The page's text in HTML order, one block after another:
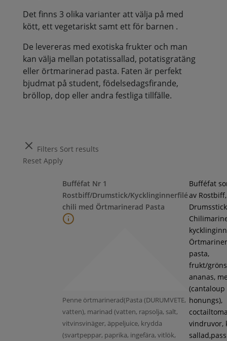
Det finns 3 olika varianter att välja på med
kött, ett vegetariskt samt ett för barnen .
De levereras med exotiska frukter och man
kan välja mellan potatissallad, potatisgratäng
eller örtmarinerad pasta. Faten är perfekt
bjudmat på student, födelsedagsfirande,
bröllop, dop eller andra festliga tillfälle.
Filters Sort results
Reset Apply
Bufféfat Nr 1
Rostbiff/Drumstick/Kycklinginnerfilé
chili med Örtmarinerad Pasta
Penne örtmarinerad(Pasta (DURUMVETE,
vatten), marinad (vatten, rapsolja, salt,
vitvinsvinäger, äppeljuice, krydda
(svartpeppar, paprika, ingefära, vitlök,
Bufféfat
av Rostbiff,
pasta,
frukt/
ananas,
(cantaloup
honungs),
vindruvor,